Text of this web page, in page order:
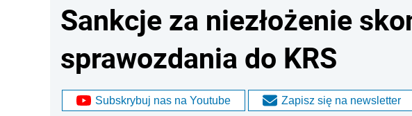
Sankcje za niezłożenie
sprawozdania do KRS
Subskrybuj nas na Youtube Zapisz się na newsletter